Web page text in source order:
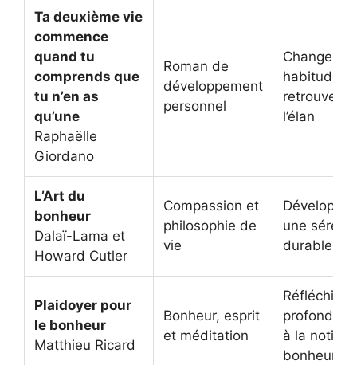
Ta deuxième vie
commence
quand tu
comprends que
tu n’en as
qu’une
Raphaëlle
Giordano
Roman de
développement
personnel
Changer
habitudes
retrouver
l’élan
L’Art du
bonheur
Dalaï-Lama et
Howard Cutler
Compassion et
philosophie de
vie
Développer
une
durable
Plaidoyer pour
le bonheur
Matthieu Ricard
Bonheur, esprit
et méditation
Réfléchir
à la notion
bonheur